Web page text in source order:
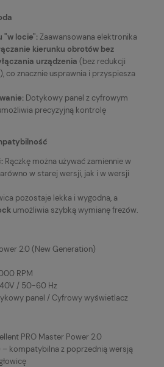
"w locie":Zaawansowana elektronika
kierunku obrotów bez
urządzenia (bez redukcji
co znacznie usprawnia i przyspiesza
Dotykowy panel z cyfrowym
precyzyjną kontrolę
Rączkę można używać zamiennie w
w starej wersji, jak i w wersji
pozostaje lekka i wygodna, a
umożliwia szybką wymianę frezów.
2.0 (New Generation)
RPM
/ 50-60 Hz
panel / Cyfrowy wyświetlacz
PRO Master Power 2.0
– kompatybilna z poprzednią wersją